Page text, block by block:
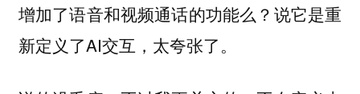
增加了语音和视频通话的功能么？说它是重
新定义了AI交互，太夸张了。